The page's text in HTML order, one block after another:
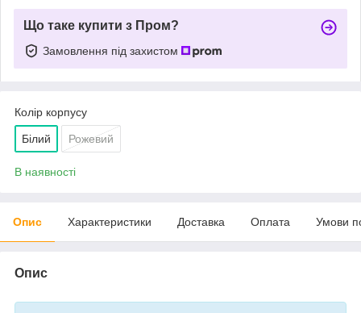
Що таке купити з Пром?
Замовлення під захистом
Колір корпусу
Білий Рожевий
В наявності
Опис Характеристики Доставка Оплата Умови
Опис